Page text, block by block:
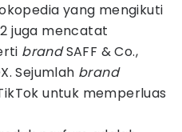
yang mengikuti
juga mencatat
brandSAFF & Co.,
Sejumlah brand
untuk memperluas